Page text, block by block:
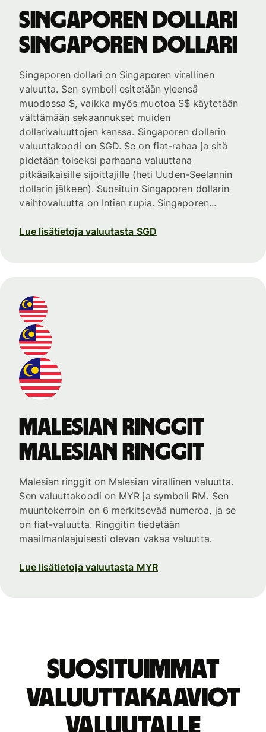
Singaporen dollari
Singaporen dollari
Singaporen dollari on Singaporen virallinen
valuutta. Sen symboli esitetään yleensä
muodossa $, vaikka myös muotoa S$ käytetään
välttämään sekaannukset muiden
dollarivaluuttojen kanssa. Singaporen dollarin
valuuttakoodi on SGD. Se on fiat-rahaa ja sitä
pidetään toiseksi parhaana valuuttana
pitkäaikaisille sijoittajille (heti Uuden-Seelannin
dollarin jälkeen). Suosituin Singaporen dollarin
vaihtovaluutta on Intian rupia. Singaporen...
Lue lisätietoja valuutasta SGD
Malesian ringgit
Malesian ringgit
Malesian ringgit on Malesian virallinen valuutta.
Sen valuuttakoodi on MYR ja symboli RM. Sen
muuntokerroin on 6 merkitsevää numeroa, ja se
on fiat-valuutta. Ringgitin tiedetään
maailmanlaajuisesti olevan vakaa valuutta.
Lue lisätietoja valuutasta MYR
Suosituimmat
valuuttakaaviot